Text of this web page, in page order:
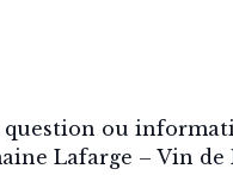
ou
Lafarge – Vin de